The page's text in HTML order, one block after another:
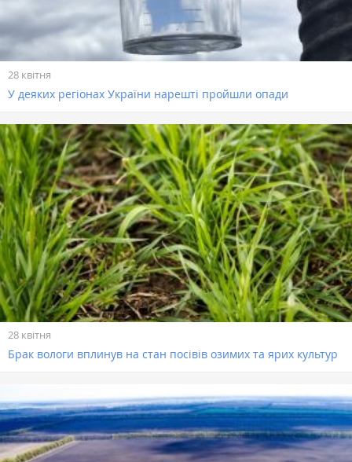
28 квітня
У деяких регіонах України нарешті пройшли опади
28 квітня
Брак вологи вплинув на стан посівів озимих та ярих культур